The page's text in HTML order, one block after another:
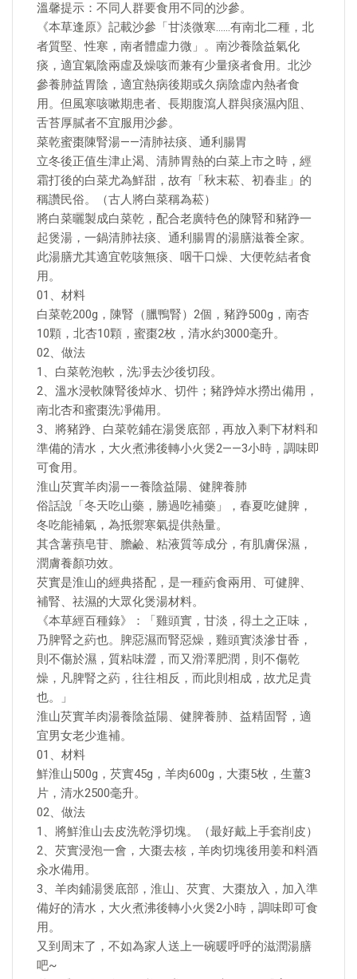
溫馨提示：不同人群要食用不同的沙參。
《本草逢原》記載沙參「甘淡微寒……有南北二種，北
者質堅、性寒，南者體虛力微」。南沙養陰益氣化
痰，適宜氣陰兩虛及燥咳而兼有少量痰者食用。北沙
參養肺益胃陰，適宜熱病後期或久病陰虛內熱者食
用。但風寒咳嗽期患者、長期腹瀉人群與痰濕內阻、
舌苔厚膩者不宜服用沙參。
菜乾蜜棗陳腎湯——清肺祛痰、通利腸胃
立冬後正值生津止渴、清肺胃熱的白菜上市之時，經
霜打後的白菜尤為鮮甜，故有「秋末菘、初春韭」的
稱讚民俗。（古人將白菜稱為菘）
將白菜曬製成白菜乾，配合老廣特色的陳腎和豬踭一
起煲湯，一鍋清肺祛痰、通利腸胃的湯膳滋養全家。
此湯膳尤其適宜乾咳無痰、咽干口燥、大便乾結者食
用。
01、材料
白菜乾200g，陳腎（臘鴨腎）2個，豬踭500g，南杏
10顆，北杏10顆，蜜棗2枚，清水約3000毫升。
02、做法
1、白菜乾泡軟，洗凈去沙後切段。
2、溫水浸軟陳腎後焯水、切件；豬踭焯水撈出備用，
南北杏和蜜棗洗凈備用。
3、將豬踭、白菜乾鋪在湯煲底部，再放入剩下材料和
準備的清水，大火煮沸後轉小火煲2——3小時，調味即
可食用。
淮山芡實羊肉湯——養陰益陽、健脾養肺
俗話說「冬天吃山藥，勝過吃補藥」，春夏吃健脾，
冬吃能補氣，為抵禦寒氣提供熱量。
其含薯蕷皂苷、膽鹼、粘液質等成分，有肌膚保濕，
潤膚養顏功效。
芡實是淮山的經典搭配，是一種葯食兩用、可健脾、
補腎、祛濕的大眾化煲湯材料。
《本草經百種錄》：「雞頭實，甘淡，得土之正味，
乃脾腎之葯也。脾惡濕而腎惡燥，雞頭實淡滲甘香，
則不傷於濕，質粘味澀，而又滑澤肥潤，則不傷乾
燥，凡脾腎之葯，往往相反，而此則相成，故尤足貴
也。」
淮山芡實羊肉湯養陰益陽、健脾養肺、益精固腎，適
宜男女老少進補。
01、材料
鮮淮山500g，芡實45g，羊肉600g，大棗5枚，生薑3
片，清水2500毫升。
02、做法
1、將鮮淮山去皮洗乾淨切塊。（最好戴上手套削皮）
2、芡實浸泡一會，大棗去核，羊肉切塊後用姜和料酒
汆水備用。
3、羊肉鋪湯煲底部，淮山、芡實、大棗放入，加入準
備好的清水，大火煮沸後轉小火煲2小時，調味即可食
用。
又到周末了，不如為家人送上一碗暖呼呼的滋潤湯膳
吧~